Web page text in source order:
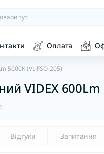
Оплата
5000K (VL-FSO-205)
VIDEX 600Lm
Відгуки Запитання